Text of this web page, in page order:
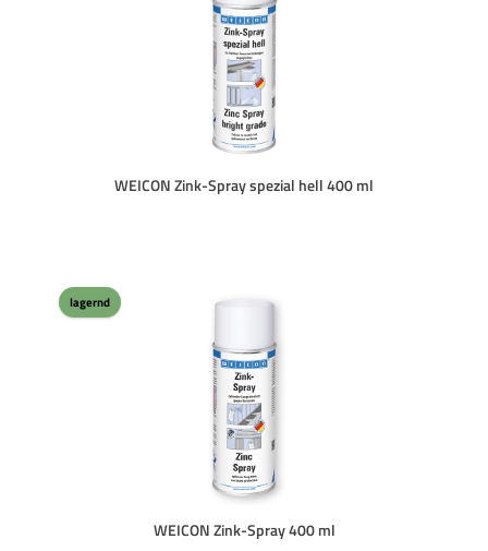
WEICON Zink-Spray spezial hell 400 ml
lagernd
WEICON Zink-Spray 400 ml